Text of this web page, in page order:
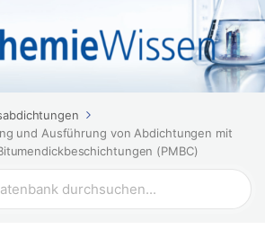
und Ausführung von Abdichtungen mit
(PMBC)